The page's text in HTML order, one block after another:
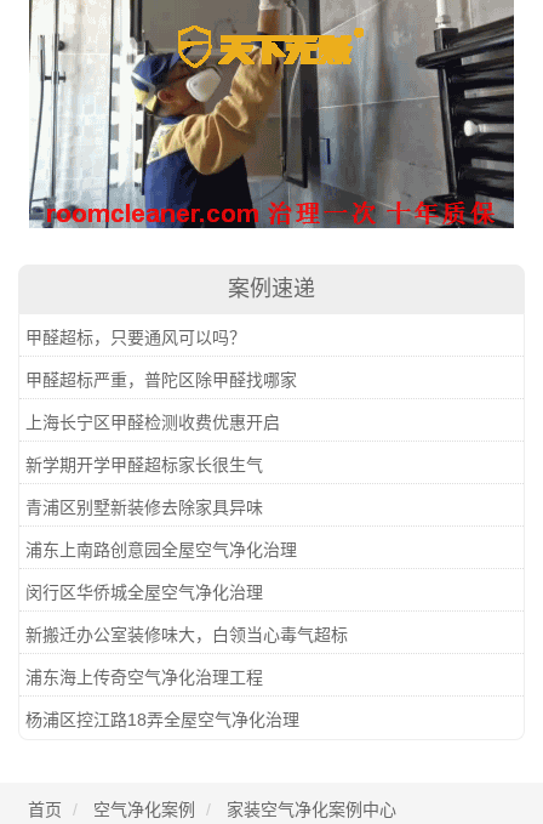
案例速递
甲醛超标，只要通风可以吗？
甲醛超标严重，普陀区除甲醛找哪家
上海长宁区甲醛检测收费优惠开启
新学期开学甲醛超标家长很生气
青浦区别墅新装修去除家具异味
浦东上南路创意园全屋空气净化治理
闵行区华侨城全屋空气净化治理
新搬迁办公室装修味大，白领当心毒气超标
浦东海上传奇空气净化治理工程
杨浦区控江路18弄全屋空气净化治理
首页 空气净化案例
家装空气净化案例中心